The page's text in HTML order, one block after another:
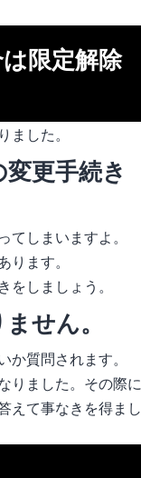
限定解除
した。
更手続き
しまいますよ。
ます。
しましょう。
せん。
質問されます。
りました。その際に
えて事なきを得まし